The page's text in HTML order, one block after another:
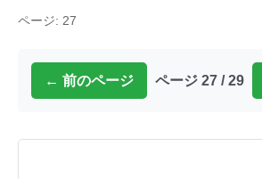
ページ: 27
← 前のページ ページ 27 / 29